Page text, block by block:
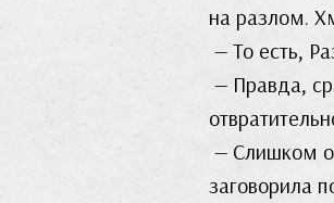
на разлом.
— То есть,
— Правда,
— Слишком
заговорила